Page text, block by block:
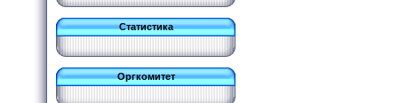
Статистика
Оргкомитет